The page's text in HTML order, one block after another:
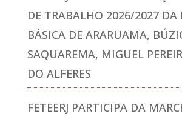
DE TRABALHO 2026/2027 DA
BÁSICA DE ARARUAMA,
SAQUAREMA, MIGUEL
DO ALFERES
FETEERJ PARTICIPA DA